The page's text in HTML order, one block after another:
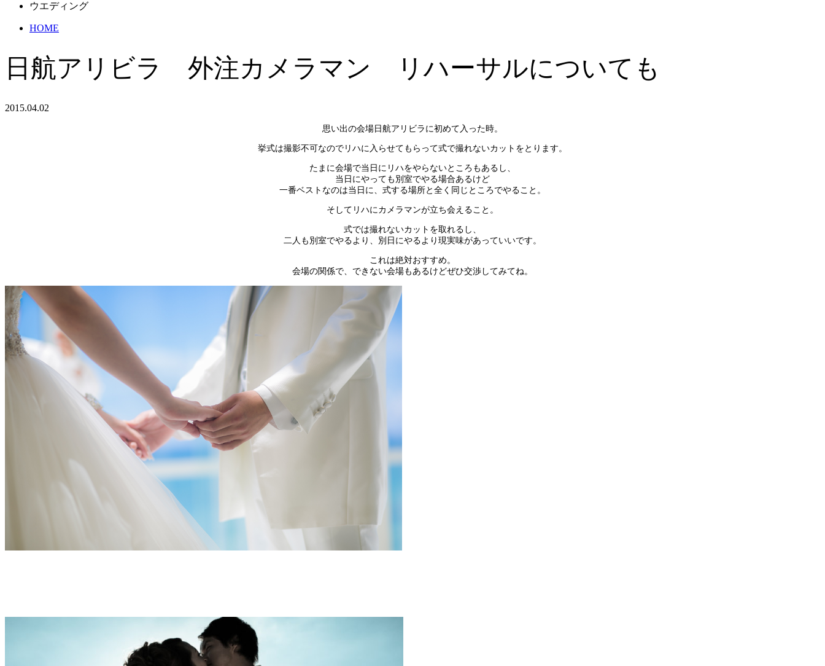
ウエディング
HOME
日航アリビラ 外注カメラマン リハーサルについても
2015.04.02
思い出の会場日航アリビラに初めて入った時。
挙式は撮影不可なのでリハに入らせてもらって式で撮れないカットをとります。
たまに会場で当日にリハをやらないところもあるし、
当日にやっても別室でやる場合あるけど
一番ベストなのは当日に、式する場所と全く同じところでやること。
そしてリハにカメラマンが立ち会えること。
式では撮れないカットを取れるし、
二人も別室でやるより、別日にやるより現実味があっていいです。
これは絶対おすすめ。
会場の関係で、できない会場もあるけどぜひ交渉してみてね。